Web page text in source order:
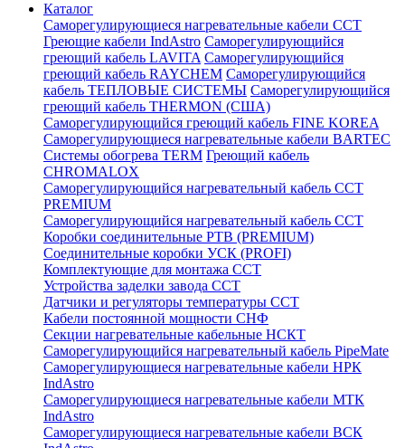
Каталог
Саморегулирующиеся нагревательные кабели ССТ
Греющие кабели IndAstro Саморегулирующийся
греющий кабель LAVITA Саморегулирующийся
греющий кабель RAYCHEM Саморегулирующийся
кабель ТЕПЛОВЫЕ СИСТЕМЫ Саморегулирующийся
греющий кабель THERMON (США)
Саморегулирующийся греющий кабель FINE KOREA
Саморегулирующиеся нагревательные кабели BARTEC
Системы обогрева TERM Греющий кабель
CHROMALOX
Саморегулирующийся нагревательный кабель ССТ
PREMIUM
Саморегулирующийся нагревательный кабель ССТ
Коробки соединительные РТВ (PREMIUM)
Соединительные коробки УСК (PROFI)
Комплектующие для монтажа ССТ
Устройства заделки завода ССТ
Датчики и регуляторы температуры ССТ
Кабели постоянной мощности СНФ
Секции нагревательные кабельные НСКТ
Саморегулирующийся нагревательный кабель PipeMate
Саморегулирующиеся нагревательные кабели НРК
IndAstro
Саморегулирующиеся нагревательные кабели МТК
IndAstro
Саморегулирующиеся нагревательные кабели ВСК